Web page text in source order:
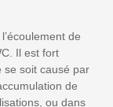
de
Il est fort
se soit causé par
de
ou dans